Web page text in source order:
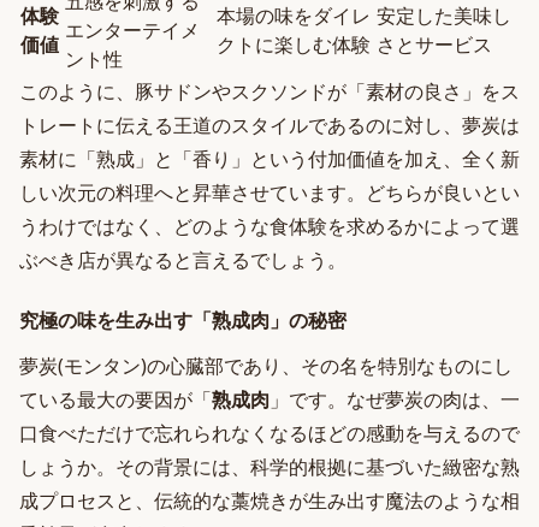
体験
価値
エンターテイメ
ント性
本場の味をダイレ
クトに楽しむ体験
安定した美味し
さとサービス
このように、豚サドンやスクソンドが「素材の良さ」をス
トレートに伝える王道のスタイルであるのに対し、夢炭は
素材に「熟成」と「香り」という付加価値を加え、全く新
しい次元の料理へと昇華させています。どちらが良いとい
うわけではなく、どのような食体験を求めるかによって選
ぶべき店が異なると言えるでしょう。
究極の味を生み出す「熟成肉」の秘密
夢炭(モンタン)の心臓部であり、その名を特別なものにし
ている最大の要因が「熟成肉 」です。なぜ夢炭の肉は、一
口食べただけで忘れられなくなるほどの感動を与えるので
しょうか。その背景には、科学的根拠に基づいた緻密な熟
成プロセスと、伝統的な藁焼きが生み出す魔法のような相